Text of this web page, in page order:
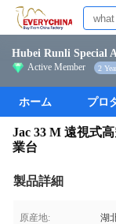
Hubei Runli Special
Active Member 2
ホーム プロ
Jac 33 M 遠視式
業台
製品詳細
原産地:
湖